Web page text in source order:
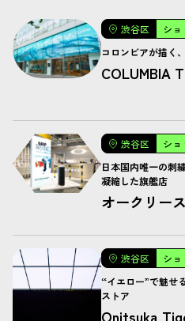
渋谷区
シ
コロンビアが描く
COLUMBIA
渋谷区
シ
日本国内唯一の刺
凝縮した旗艦店
オークリー
渋谷区
シ
“イエロー”で魅せ
ストア
Onitsuka